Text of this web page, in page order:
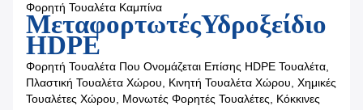
Φορητή Τουαλέτα Καμπίνα
ΜεταφορτωτέςΥδροξείδιο
HDPE
Φορητή Τουαλέτα Που Ονομάζεται Επίσης HDPE Τουαλέτα,
Πλαστική Τουαλέτα Χώρου, Κινητή Τουαλέτα Χώρου, Χημικές
Τουαλέτες Χώρου, Μονωτές Φορητές Τουαλέτες, Κόκκινες